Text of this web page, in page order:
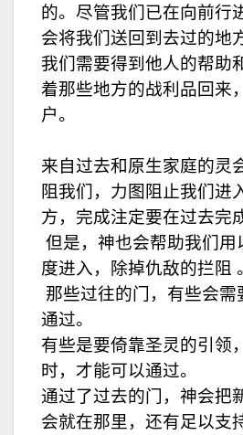
的。尽管我们已在向前行
会将我们送回到去过的地
我们需要得到他人的帮助
着那些地方的战利品回来
户。
来自过去和原生家庭的灵
阻我们，力图阻止我们进
方，完成注定要在过去完
但是，神也会帮助我们用
度进入，除掉仇敌的拦阻 。
那些过往的门，有些会需
通过。
有些是要倚靠圣灵的引领
时，才能可以通过。
通过了过去的门，神会把
会就在那里，还有足以支